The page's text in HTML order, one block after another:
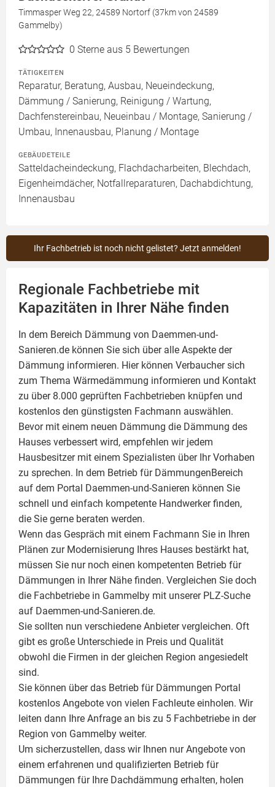
Timmasper Weg 22, 24589 Nortorf (37km von 24589
Gammelby)
0 Sterne aus 5 Bewertungen
TÄTIGKEITEN
Reparatur, Beratung, Ausbau, Neueindeckung,
Dämmung / Sanierung, Reinigung / Wartung,
Dachfenstereinbau, Neueinbau / Montage, Sanierung /
Umbau, Innenausbau, Planung / Montage
GEBÄUDETEILE
Satteldacheindeckung, Flachdacharbeiten, Blechdach,
Eigenheimdächer, Notfallreparaturen, Dachabdichtung,
Innenausbau
Ihr Fachbetrieb ist noch nicht gelistet? Jetzt anmelden!
Regionale Fachbetriebe mit
Kapazitäten in Ihrer Nähe finden
In dem Bereich Dämmung von Daemmen-und-
Sanieren.de können Sie sich über alle Aspekte der
Dämmung informieren. Hier können Verbaucher sich
zum Thema Wärmedämmung informieren und Kontakt
zu über 8.000 geprüften Fachbetrieben knüpfen und
kostenlos den günstigsten Fachmann auswählen.
Bevor mit einem neuen Dämmung die Dämmung des
Hauses verbessert wird, empfehlen wir jedem
Hausbesitzer mit einem Spezialisten über Ihr Vorhaben
zu sprechen. In dem Betrieb für DämmungenBereich
auf dem Portal Daemmen-und-Sanieren können Sie
schnell und einfach kompetente Handwerker finden,
die Sie gerne beraten werden.
Wenn das Gespräch mit einem Fachmann Sie in Ihren
Plänen zur Modernisierung Ihres Hauses bestärkt hat,
müssen Sie nur noch einen kompetenten Betrieb für
Dämmungen in Ihrer Nähe finden. Vergleichen Sie doch
die Fachbetriebe in Gammelby mit unserer PLZ-Suche
auf Daemmen-und-Sanieren.de.
Sie sollten nun verschiedene Anbieter vergleichen. Oft
gibt es große Unterschiede in Preis und Qualität
obwohl die Firmen in der gleichen Region angesiedelt
sind.
Sie können über das Betrieb für Dämmungen Portal
kostenlos Angebote von vielen Fachleute einholen. Wir
leiten dann Ihre Anfrage an bis zu 5 Fachbetriebe in der
Region von Gammelby weiter.
Um sicherzustellen, dass wir Ihnen nur Angebote von
einem erfahrenen und qualifizierten Betrieb für
Dämmungen für Ihre Dachdämmung erhalten, holen